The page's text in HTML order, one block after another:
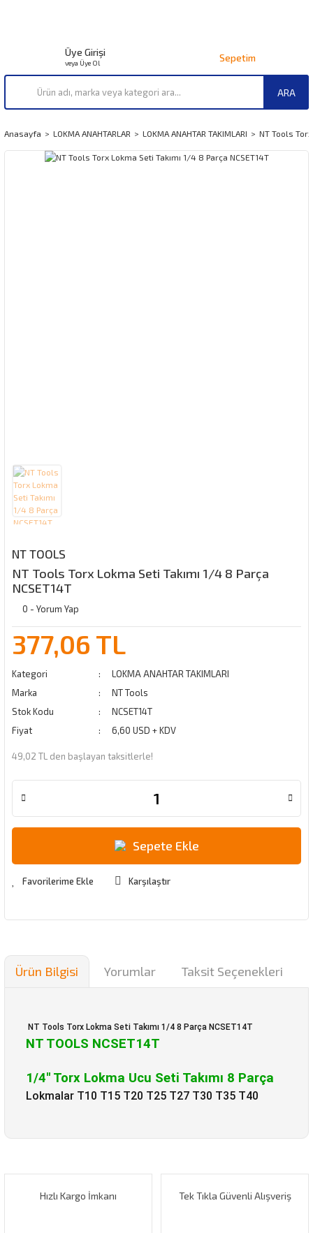
ARA
Üye Girişi
veya Üye Ol Sepetim
Anasayfa LOKMA ANAHTARLAR LOKMA ANAHTAR TAKIMLARI NT Tools
NT TOOLS
NT Tools Torx Lokma Seti Takımı 1/4 8 Parça
NCSET14T
0 - Yorum Yap
377,06 TL
Kategori
LOKMA ANAHTAR TAKIMLARI
Marka
NT Tools
Stok Kodu
NCSET14T
Fiyat
6,60 USD + KDV
49,02 TL den başlayan taksitlerle!
Sepete Ekle
Karşılaştır
Ürün Bilgisi Yorumlar Taksit Seçenekleri
NT Tools Torx Lokma Seti Takımı 1/4 8 Parça NCSET14T
NT TOOLS NCSET14T
1/4'' Torx Lokma Ucu Seti Takımı 8 Parça
Lokmalar T10 T15 T20 T25 T27 T30 T35 T40
Görüş ve önerileriniz için teşekkür ederiz.
Hızlı Kargo İmkanı Tek Tıkla Güvenli Alışveriş